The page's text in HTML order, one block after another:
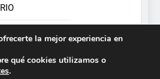
Victoria Monera y Carmen
la mejor experiencia en
qué cookies utilizamos o
.